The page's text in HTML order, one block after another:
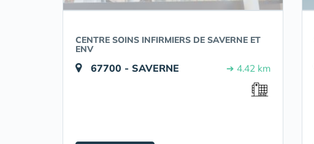
CENTRE SOINS INFIRMIERS DE SAVERNE ET
ENV
67700 - SAVERNE ➔ 4.42 km